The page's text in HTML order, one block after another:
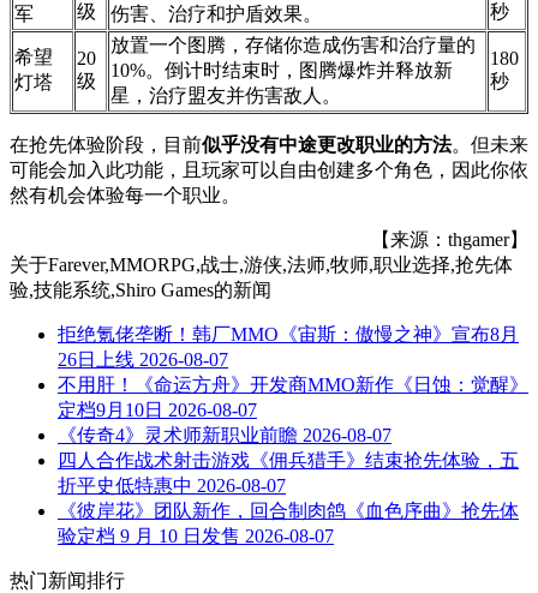
军
级
伤害、治疗和护盾效果。
秒
希望
灯塔
20
级
放置一个图腾，存储你造成伤害和治疗量的
10%。倒计时结束时，图腾爆炸并释放新
星，治疗盟友并伤害敌人。
180
秒
在抢先体验阶段，目前似乎没有中途更改职业的方法。但未来
可能会加入此功能，且玩家可以自由创建多个角色，因此你依
然有机会体验每一个职业。
【来源：thgamer】
关于Farever,MMORPG,战士,游侠,法师,牧师,职业选择,抢先体
验,技能系统,Shiro Games的新闻
拒绝氪佬垄断！韩厂MMO《宙斯：傲慢之神》宣布8月
26日上线 2026-08-07
不用肝！《命运方舟》开发商MMO新作《日蚀：觉醒》
定档9月10日 2026-08-07
《传奇4》灵术师新职业前瞻 2026-08-07
四人合作战术射击游戏《佣兵猎手》结束抢先体验，五
折平史低特惠中 2026-08-07
《彼岸花》团队新作，回合制肉鸽《血色序曲》抢先体
验定档 9 月 10 日发售 2026-08-07
热门新闻排行